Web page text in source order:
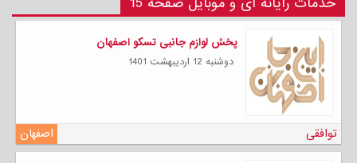
پخش لوازم جانبی تسکو اصفهان
دوشنبه 12 ارديبهشت 1401
اصفهان توافقی